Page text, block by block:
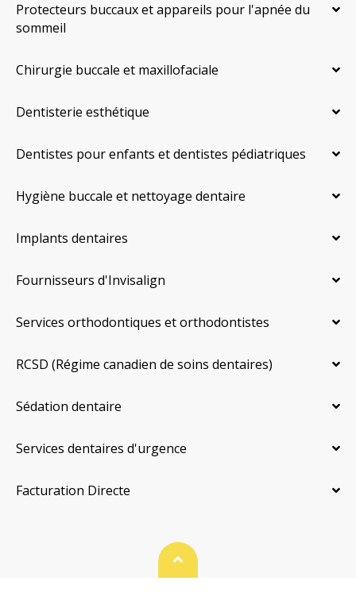
Protecteurs buccaux et appareils pour l'apnée du
sommeil
Chirurgie buccale et maxillofaciale
Dentisterie esthétique
Dentistes pour enfants et dentistes pédiatriques
Hygiène buccale et nettoyage dentaire
Implants dentaires
Fournisseurs d'Invisalign
Services orthodontiques et orthodontistes
RCSD (Régime canadien de soins dentaires)
Sédation dentaire
Services dentaires d'urgence
Facturation Directe
Haut de page